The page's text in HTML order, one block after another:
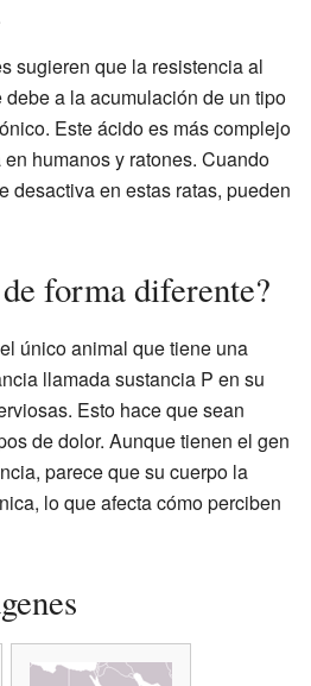
sugieren que la resistencia al
a la acumulación de un tipo
Este ácido es más complejo
humanos y ratones. Cuando
desactiva en estas ratas, pueden
forma diferente?
único animal que tiene una
llamada sustancia P en su
Esto hace que sean
de dolor. Aunque tienen el gen
parece que su cuerpo la
lo que afecta cómo perciben